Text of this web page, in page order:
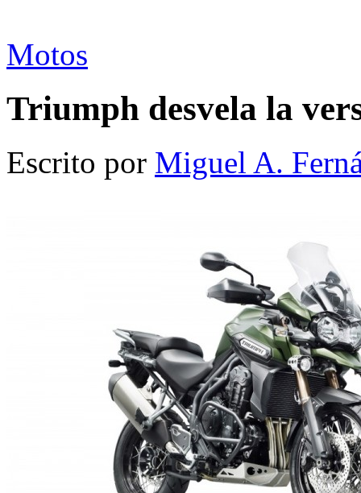
Motos
Triumph desvela la
Escrito por Miguel A.